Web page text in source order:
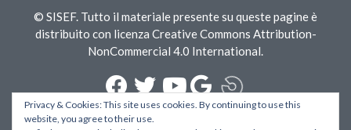
© SISEF. Tutto il materiale presente su queste pagine è
distribuito con licenza Creative Commons Attribution-
NonCommercial 4.0 International.
Privacy & Cookies: This site uses cookies. By continuing to use this
website, you agree to their use.